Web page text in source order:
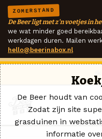
ZOMERSTAND
De Beer ligt met z'n voetjes in
we wat minder goed
werkdagen duren. Mailen
hello@beerinabox.nl
De Beer houdt van
Zodat zijn site
grasduinen in
informatie